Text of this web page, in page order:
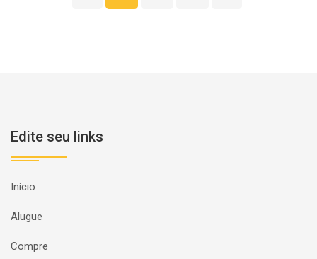
Edite seu links
Início
Alugue
Compre